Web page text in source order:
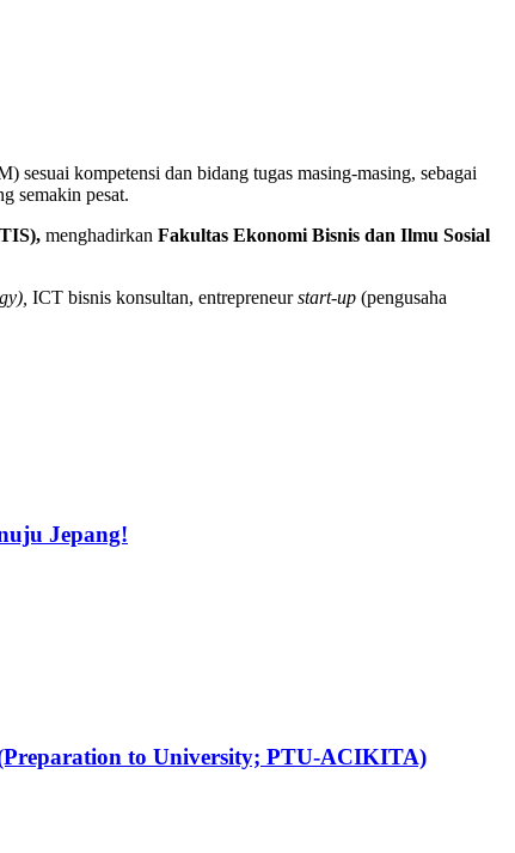
kompetensi dan bidang tugas masing-masing, sebagai
semakin pesat.
menghadirkan Fakultas Ekonomi Bisnis dan Ilmu Sosial
ICT bisnis konsultan, entrepreneurstart-up (pengusaha
Jepang!
to University; PTU-ACIKITA)